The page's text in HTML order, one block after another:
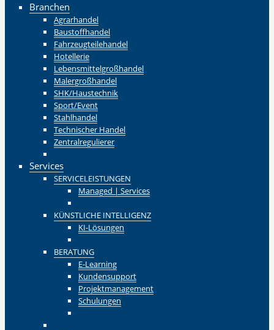
Branchen
Agrarhandel
Baustoffhandel
Fahrzeugteilehandel
Hotellerie
Lebensmittelgroßhandel
Malergroßhandel
SHK/Haustechnik
Sport/Event
Stahlhandel
Technischer Handel
Zentralregulierer
Services
SERVICELEISTUNGEN
Managed | Services
KÜNSTLICHE INTELLIGENZ
KI-Lösungen
BERATUNG
E-Learning
Kundensupport
Projektmanagement
Schulungen